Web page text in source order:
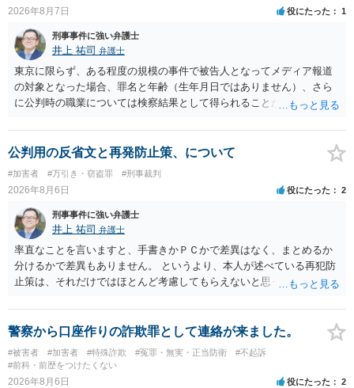
2026年8月7日 役にたった 1
刑事事件に強い弁護士
井上 祐司 弁護士
東京に限らず、ある程度の規模の事件で被告人となってメディア報道
の対象となった場合、罪名と年齢（生年月日ではありません）、さら
に公判時の職業については検察結果として得られることが通常です。
公判用の反省文と再発防止策、について
#加害者 #万引き・窃盗罪 #刑事裁判
2026年8月6日 役にたった 2
刑事事件に強い弁護士
井上 祐司 弁護士
率直なことを言いますと、手書きかＰＣかで差異はなく、まとめるか
分けるかで差異もありません。 というより、本人が述べている再犯防
止策は、それだけではほとんど考慮してもらえないと思った方が良い
やカウンセリング・治療の内容 ・利用している再犯防止策（例えば保
護観察所と連携した職業支援の内容や具体的な就労・監督状況） ・監
督者の証言 など、証拠で担保された客観性と実現可能性があるもので
なければあまり意味がありません。 もともと執行猶予が狙える事案で
あれば本人の反省の言葉だけで十分であり、実刑となるか微妙な事案
警察から口座作りの詐欺罪として連絡が来ました。
#被害者 #加害者 #特殊詐欺 #冤罪・無実・正当防衛
#不起訴
#前科・前歴をつけたくない
2026年8月6日 役にたった 2